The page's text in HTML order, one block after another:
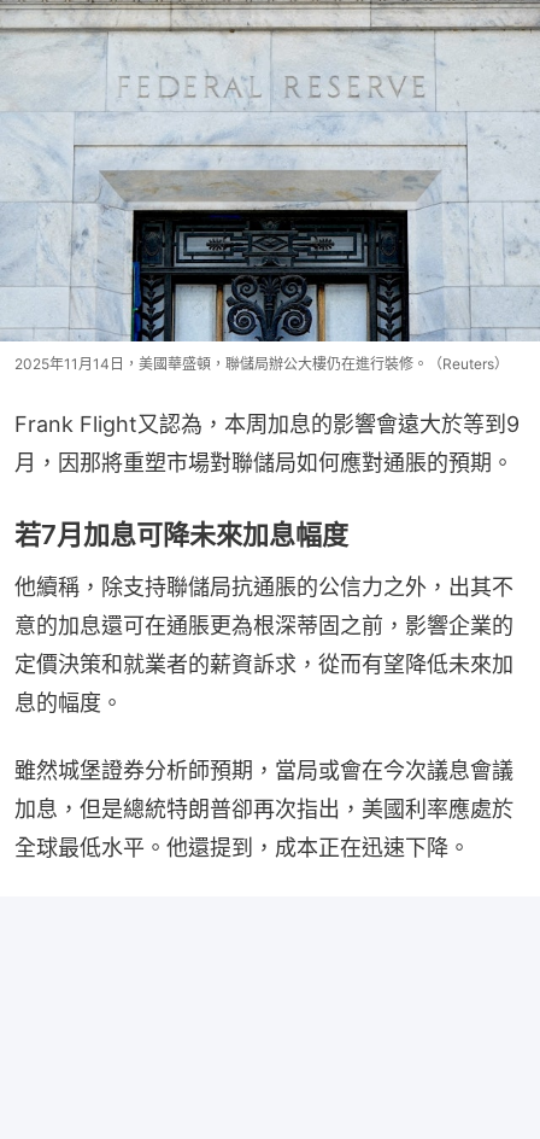
2025年11月14日，美國華盛頓，聯儲局辦公大樓仍在進行裝修。（Reuters）
Frank Flight又認為，本周加息的影響會遠大於等到9
月，因那將重塑市場對聯儲局如何應對通脹的預期。
若7月加息可降未來加息幅度
他續稱，除支持聯儲局抗通脹的公信力之外，出其不
意的加息還可在通脹更為根深蒂固之前，影響企業的
定價決策和就業者的薪資訴求，從而有望降低未來加
息的幅度。
雖然城堡證券分析師預期，當局或會在今次議息會議
加息，但是總統特朗普卻再次指出，美國利率應處於
全球最低水平。他還提到，成本正在迅速下降。